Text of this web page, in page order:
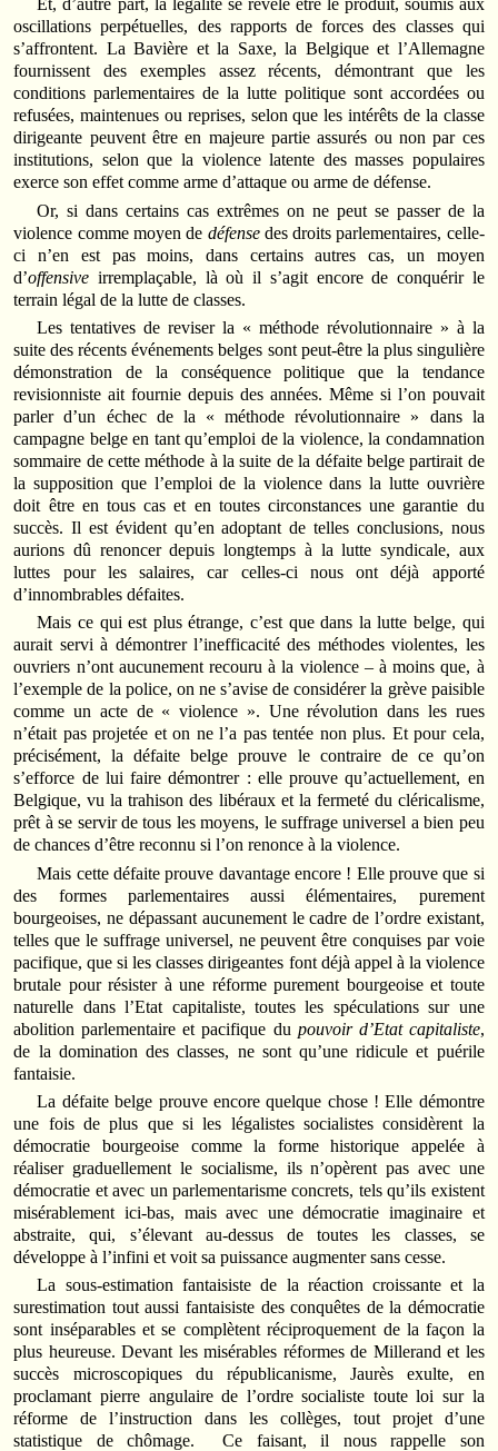
Et, d’autre part, la légalité se révèle être le produit, soumis aux
oscillations perpétuelles, des rapports de forces des classes qui
s’affrontent. La Bavière et la Saxe, la Belgique et l’Allemagne
fournissent des exemples assez récents, démontrant que les
conditions parlementaires de la lutte politique sont accordées ou
refusées, maintenues ou reprises, selon que les intérêts de la classe
dirigeante peuvent être en majeure partie assurés ou non par ces
institutions, selon que la violence latente des masses populaires
exerce son effet comme arme d’attaque ou arme de défense.
Or, si dans certains cas extrêmes on ne peut se passer de la
violence comme moyen de défensedes droits parlementaires, celle-
ci n’en est pas moins, dans certains autres cas, un moyen
d’offensive irremplaçable, là où il s’agit encore de conquérir le
terrain légal de la lutte de classes.
Les tentatives de reviser la « méthode révolutionnaire » à la
suite des récents événements belges sont peut-être la plus singulière
démonstration de la conséquence politique que la tendance
revisionniste ait fournie depuis des années. Même si l’on pouvait
parler d’un échec de la « méthode révolutionnaire » dans la
campagne belge en tant qu’emploi de la violence, la condamnation
sommaire de cette méthode à la suite de la défaite belge partirait de
la supposition que l’emploi de la violence dans la lutte ouvrière
doit être en tous cas et en toutes circonstances une garantie du
succès. Il est évident qu’en adoptant de telles conclusions, nous
aurions dû renoncer depuis longtemps à la lutte syndicale, aux
luttes pour les salaires, car celles-ci nous ont déjà apporté
d’innombrables défaites.
Mais ce qui est plus étrange, c’est que dans la lutte belge, qui
aurait servi à démontrer l’inefficacité des méthodes violentes, les
ouvriers n’ont aucunement recouru à la violence – à moins que, à
l’exemple de la police, on ne s’avise de considérer la grève paisible
comme un acte de « violence ». Une révolution dans les rues
n’était pas projetée et on ne l’a pas tentée non plus. Et pour cela,
précisément, la défaite belge prouve le contraire de ce qu’on
s’efforce de lui faire démontrer : elle prouve qu’actuellement, en
Belgique, vu la trahison des libéraux et la fermeté du cléricalisme,
prêt à se servir de tous les moyens, le suffrage universel a bien peu
de chances d’être reconnu si l’on renonce à la violence.
Mais cette défaite prouve davantage encore ! Elle prouve que si
des formes parlementaires aussi élémentaires, purement
bourgeoises, ne dépassant aucunement le cadre de l’ordre existant,
telles que le suffrage universel, ne peuvent être conquises par voie
pacifique, que si les classes dirigeantes font déjà appel à la violence
brutale pour résister à une réforme purement bourgeoise et toute
naturelle dans l’Etat capitaliste, toutes les spéculations sur une
abolition parlementaire et pacifique du pouvoir d’Etat capitaliste,
de la domination des classes, ne sont qu’une ridicule et puérile
fantaisie.
La défaite belge prouve encore quelque chose ! Elle démontre
une fois de plus que si les légalistes socialistes considèrent la
démocratie bourgeoise comme la forme historique appelée à
réaliser graduellement le socialisme, ils n’opèrent pas avec une
démocratie et avec un parlementarisme concrets, tels qu’ils existent
misérablement ici-bas, mais avec une démocratie imaginaire et
abstraite, qui, s’élevant au-dessus de toutes les classes, se
développe à l’infini et voit sa puissance augmenter sans cesse.
La sous-estimation fantaisiste de la réaction croissante et la
surestimation tout aussi fantaisiste des conquêtes de la démocratie
sont inséparables et se complètent réciproquement de la façon la
plus heureuse. Devant les misérables réformes de Millerand et les
succès microscopiques du républicanisme, Jaurès exulte, en
proclamant pierre angulaire de l’ordre socialiste toute loi sur la
réforme de l’instruction dans les collèges, tout projet d’une
statistique de chômage. Ce faisant, il nous rappelle son